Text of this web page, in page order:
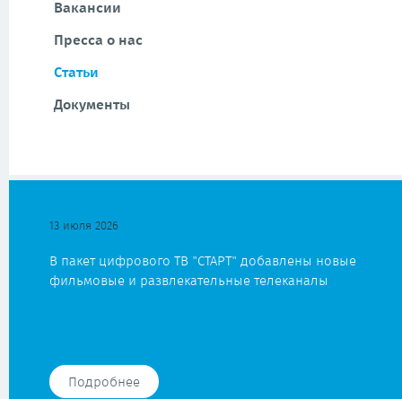
Вакансии
Пресса о нас
Статьи
Документы
13 июля 2026
В пакет цифрового ТВ "СТАРТ" добавлены новые
фильмовые и развлекательные телеканалы
Подробнее